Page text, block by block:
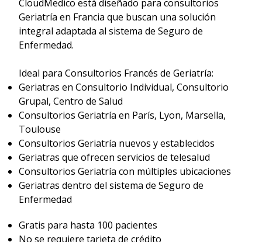
CloudMedico está diseñado para consultorios
Geriatría en Francia que buscan una solución
integral adaptada al sistema de Seguro de
Enfermedad.
Ideal para Consultorios Francés de Geriatría:
Geriatras en Consultorio Individual, Consultorio
Grupal, Centro de Salud
Consultorios Geriatría en París, Lyon, Marsella,
Toulouse
Consultorios Geriatría nuevos y establecidos
Geriatras que ofrecen servicios de telesalud
Consultorios Geriatría con múltiples ubicaciones
Geriatras dentro del sistema de Seguro de
Enfermedad
Gratis para hasta 100 pacientes
No se requiere tarjeta de crédito